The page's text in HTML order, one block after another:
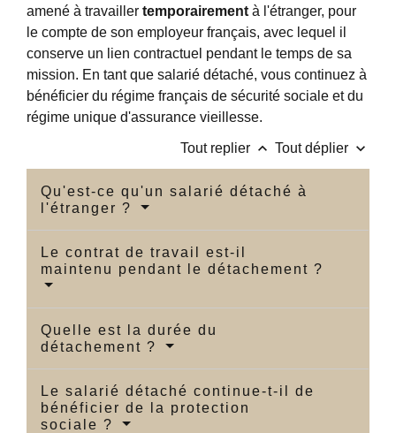
amené à travailler temporairement à l'étranger, pour
le compte de son employeur français, avec lequel il
conserve un lien contractuel pendant le temps de sa
mission. En tant que salarié détaché, vous continuez à
bénéficier du régime français de sécurité sociale et du
régime unique d'assurance vieillesse.
Tout replier keyboard_arrow_up Tout déplier keyboard_arrow_down
Qu'est-ce qu'un salarié détaché à
l'étranger ?
Le contrat de travail est-il
maintenu pendant le détachement ?
Quelle est la durée du
détachement ?
Le salarié détaché continue-t-il de
bénéficier de la protection
sociale ?